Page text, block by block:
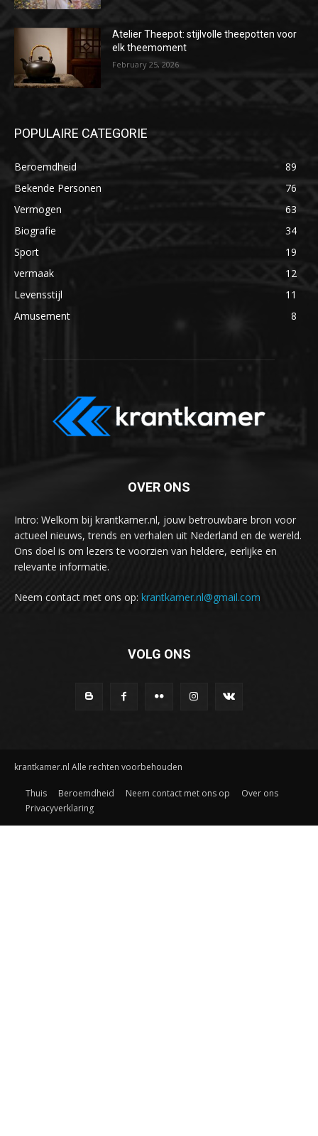
Atelier Theepot: stijlvolle theepotten voor
elk theemoment
February 25, 2026
POPULAIRE CATEGORIE
Beroemdheid
89
Bekende Personen
76
Vermogen
63
Biografie
34
Sport
19
vermaak
12
Levensstijl
11
Amusement
8
OVER ONS
Intro: Welkom bij krantkamer.nl, jouw betrouwbare bron voor
actueel nieuws, trends en verhalen uit Nederland en de wereld.
Ons doel is om lezers te voorzien van heldere, eerlijke en
relevante informatie.
Neem contact met ons op: krantkamer.nl@gmail.com
VOLG ONS
krantkamer.nl Alle rechten voorbehouden
Thuis Beroemdheid Neem contact met ons op
Over ons
Privacyverklaring